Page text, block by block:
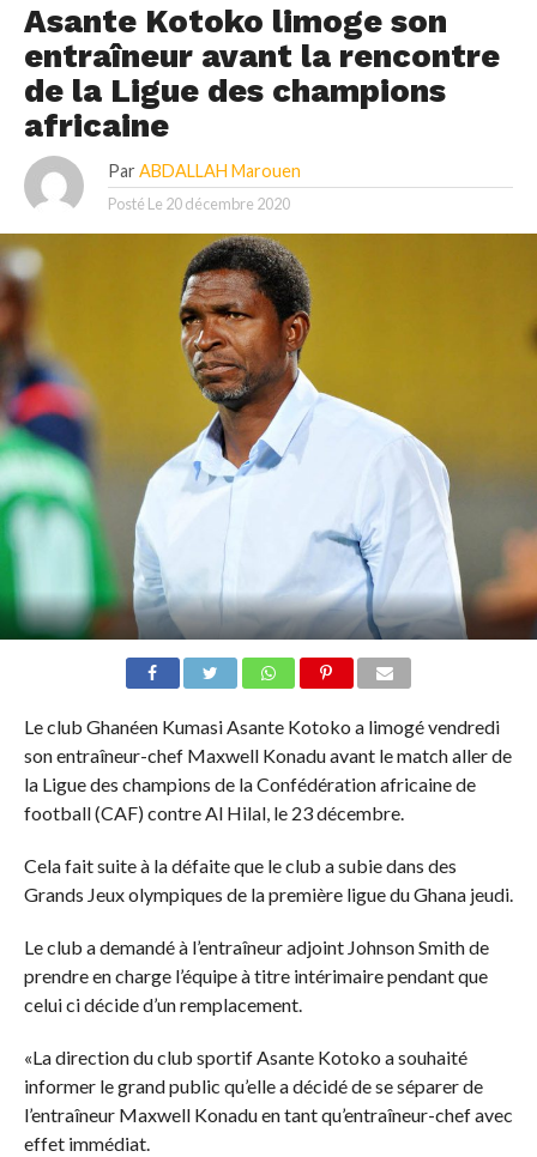
Asante Kotoko limoge son
entraîneur avant la rencontre
de la Ligue des champions
africaine
Par ABDALLAH Marouen
Posté Le 20 décembre 2020
Le club Ghanéen Kumasi Asante Kotoko a limogé vendredi
son entraîneur-chef Maxwell Konadu avant le match aller de
la Ligue des champions de la Confédération africaine de
football (CAF) contre Al Hilal, le 23 décembre.
Cela fait suite à la défaite que le club a subie dans des
Grands Jeux olympiques de la première ligue du Ghana jeudi.
Le club a demandé à l’entraîneur adjoint Johnson Smith de
prendre en charge l’équipe à titre intérimaire pendant que
celui ci décide d’un remplacement.
«La direction du club sportif Asante Kotoko a souhaité
informer le grand public qu’elle a décidé de se séparer de
l’entraîneur Maxwell Konadu en tant qu’entraîneur-chef avec
effet immédiat.